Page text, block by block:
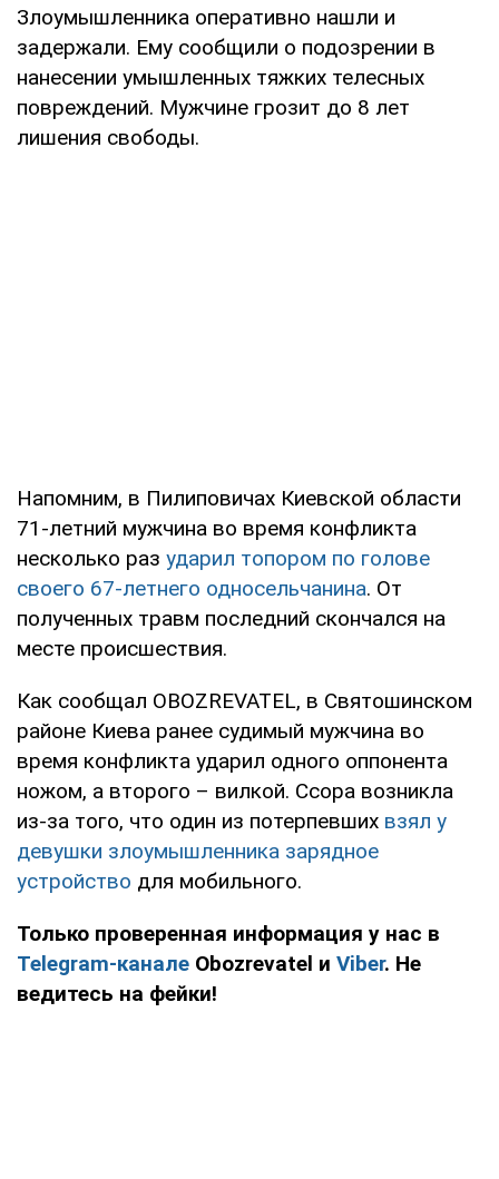
Злоумышленника оперативно нашли и
задержали. Ему сообщили о подозрении в
нанесении умышленных тяжких телесных
повреждений. Мужчине грозит до 8 лет
лишения свободы.
Напомним, в Пилиповичах Киевской области
71-летний мужчина во время конфликта
несколько раз ударил топором по голове
своего 67-летнего односельчанина. От
полученных травм последний скончался на
месте происшествия.
Как сообщал OBOZREVATEL, в Святошинском
районе Киева ранее судимый мужчина во
время конфликта ударил одного оппонента
ножом, а второго – вилкой. Ссора возникла
из-за того, что один из потерпевших взял у
девушки злоумышленника зарядное
устройство для мобильного.
Только проверенная информация у нас в
Telegram-канале Obozrevatel и Viber. Не
ведитесь на фейки!